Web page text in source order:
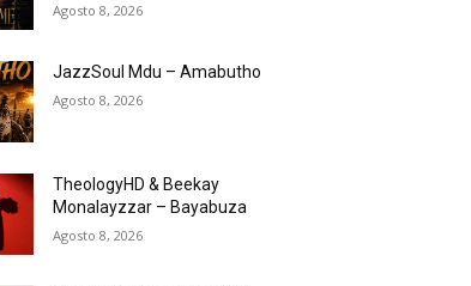
Agosto 8, 2026
JazzSoul Mdu – Amabutho
Agosto 8, 2026
TheologyHD & Beekay
Monalayzzar – Bayabuza
Agosto 8, 2026